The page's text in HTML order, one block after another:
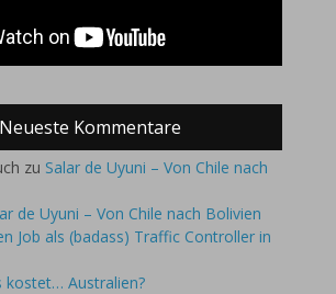
Neueste Kommentare
zu Salar de Uyuni – Von Chile nach
de Uyuni – Von Chile nach Bolivien
Job als (badass) Traffic Controller in
kostet… Australien?